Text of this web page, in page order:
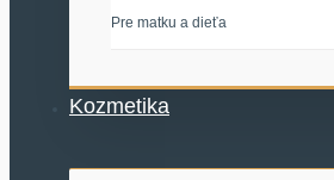
Pre matku a dieťa
Kozmetika